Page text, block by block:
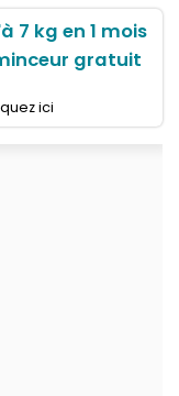
7 kg en 1 mois
gratuit
ici